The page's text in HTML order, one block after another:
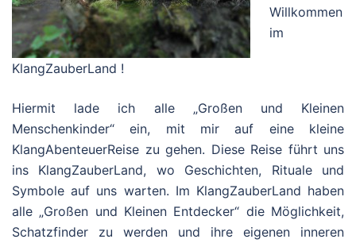
Willkommen
im
KlangZauberLand !
Hiermit lade ich alle „Großen und Kleinen
Menschenkinder“ ein, mit mir auf eine kleine
KlangAbenteuerReise zu gehen. Diese Reise führt uns
ins KlangZauberLand, wo Geschichten, Rituale und
Symbole auf uns warten. Im KlangZauberLand haben
alle „Großen und Kleinen Entdecker“ die Möglichkeit,
Schatzfinder zu werden und ihre eigenen inneren